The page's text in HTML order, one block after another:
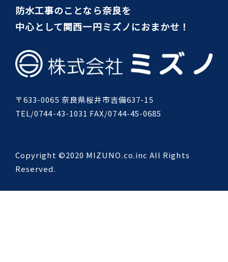
防水工事のことなら奈良を
中心として関西一円ミズノにおまかせ！
〒633-0065 奈良県桜井市吉備637-15
TEL/0744-43-1031 FAX/0744-45-0685
Copyright ©2020 MIZUNO.co.inc All Rights
Reserved.